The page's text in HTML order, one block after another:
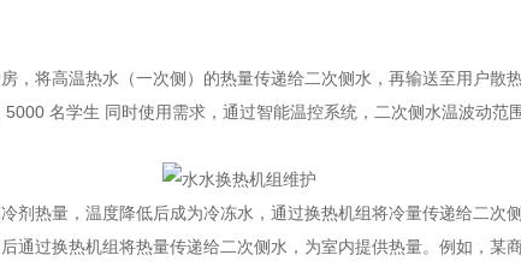
，将高温热水（一次侧）的热量传递给二次侧水，再输送至用户散
名学生 同时使用需求，通过智能温控系统，二次侧水温波动范
剂热量，温度降低后成为冷冻水，通过换热机组将冷量传递给二次
通过换热机组将热量传递给二次侧水，为室内提供热量。例如，某